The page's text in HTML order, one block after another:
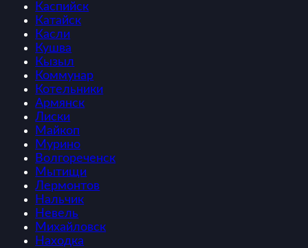
Каспийск
Катайск
Касли
Кушва
Кызыл
Коммунар
Котельники
Армянск
Лиски
Майкоп
Мурино
Волгореченск
Мытищи
Лермонтов
Нальчик
Невель
Михайловск
Находка